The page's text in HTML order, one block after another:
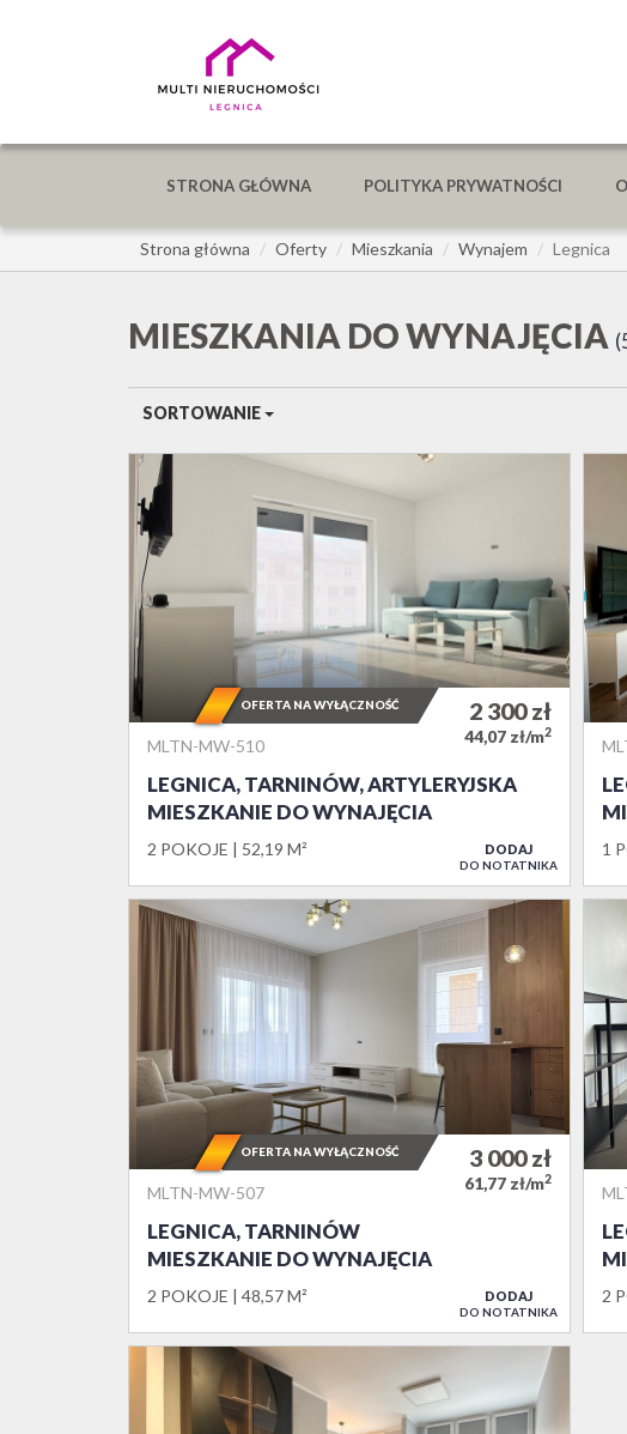
STRONA GŁÓWNA POLITYKA PRYWATNOŚCI
Strona główna Oferty Mieszkania Wynajem Legnica
MIESZKANIA DO WYNAJĘCIA
SORTOWANIE
MLTN-MW-510
LEGNICA, TARNINÓW, ARTYLERYJSKA
MIESZKANIE DO WYNAJĘCIA
2 POKOJE 52,19 M²
2 300zł
44,07 zł/m2
OFERTA NA WYŁĄCZNOŚĆ
DODAJ
DO NOTATNIKA
1
MLTN-MW-507
LEGNICA, TARNINÓW
MIESZKANIE DO WYNAJĘCIA
2 POKOJE 48,57 M²
3 000zł
61,77 zł/m2
OFERTA NA WYŁĄCZNOŚĆ
DODAJ
DO NOTATNIKA
2